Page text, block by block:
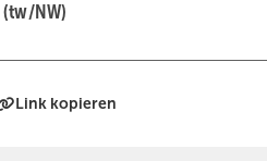
(tw/NW)
Link kopieren